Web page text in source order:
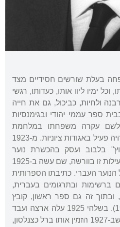
בעלת שורשים חסידיים מצד
ימיו ליוו אותו, כעדותו, רגשי
ולחיות, כביכול, גם את חייה
ספר עממי יהודי ובגימנסיות
לשם עקרה משפחתו במלחמת
העולם הראשונה. מילדותו היה פעיל באגודות ציוניות. מ-1923
בלבוב ועסק בהכשרת נוער
לציונות ולעלייה. המשיך בפעילות זו בוורשה, שם עשה ב-1925
העברי. כתיבתו הספרותית
ברשימות ובתרגומים בעברית,
ובתוך זה גם ספר ראשון, קובץ
שירים בשם "צלילים" (1921). בשלהי 1925 עלה ארצה ועבד
כפועל במקומות שונים, עד שב-1927 הזמין אותו ברל כצנלסון,